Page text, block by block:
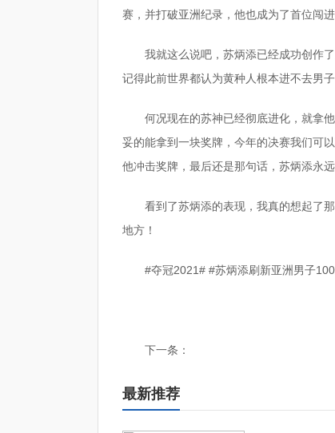
赛，并打破亚洲纪录，他也成为了首位闯
我就这么说吧，苏炳添已经成功创作
记得此前世界都认为黄种人根本进不去男
何况现在的苏神已经彻底进化，就拿
妥的能拿到一块奖牌，今年的决赛我们可
他冲击奖牌，最后还是那句话，苏炳添永远
看到了苏炳添的表现，我真的想起了
地方！
#夺冠2021# #苏炳添刷新亚洲男子
下一条：
最新推荐